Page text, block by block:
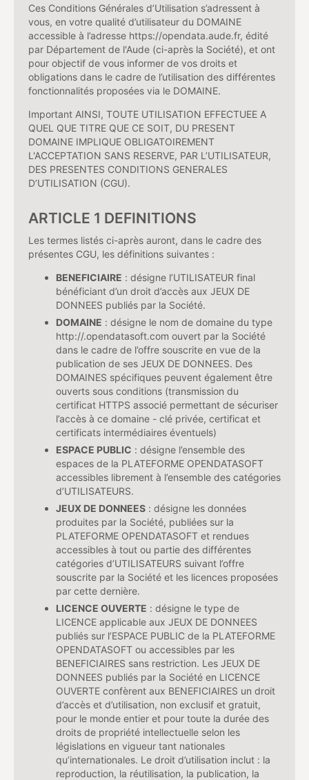
Ces Conditions Générales d’Utilisation s’adressent à
vous, en votre qualité d’utilisateur du DOMAINE
accessible à l’adresse https://opendata.aude.fr, édité
par Département de l'Aude (ci-après la Société), et ont
pour objectif de vous informer de vos droits et
obligations dans le cadre de l’utilisation des différentes
fonctionnalités proposées via le DOMAINE.
Important AINSI, TOUTE UTILISATION EFFECTUEE A
QUEL QUE TITRE QUE CE SOIT, DU PRESENT
DOMAINE IMPLIQUE OBLIGATOIREMENT
L'ACCEPTATION SANS RESERVE, PAR L’UTILISATEUR,
DES PRESENTES CONDITIONS GENERALES
D’UTILISATION (CGU).
ARTICLE 1 DEFINITIONS
Les termes listés ci-après auront, dans le cadre des
présentes CGU, les définitions suivantes :
BENEFICIAIRE : désigne l’UTILISATEUR final
bénéficiant d’un droit d’accès aux JEUX DE
DONNEES publiés par la Société.
DOMAINE : désigne le nom de domaine du type
http://.opendatasoft.com ouvert par la Société
dans le cadre de l’offre souscrite en vue de la
publication de ses JEUX DE DONNEES. Des
DOMAINES spécifiques peuvent également être
ouverts sous conditions (transmission du
certificat HTTPS associé permettant de sécuriser
l’accès à ce domaine - clé privée, certificat et
certificats intermédiaires éventuels)
ESPACE PUBLIC : désigne l’ensemble des
espaces de la PLATEFORME OPENDATASOFT
accessibles librement à l’ensemble des catégories
d’UTILISATEURS.
JEUX DE DONNEES : désigne les données
produites par la Société, publiées sur la
PLATEFORME OPENDATASOFT et rendues
accessibles à tout ou partie des différentes
catégories d’UTILISATEURS suivant l’offre
souscrite par la Société et les licences proposées
par cette dernière.
LICENCE OUVERTE : désigne le type de
LICENCE applicable aux JEUX DE DONNEES
publiés sur l’ESPACE PUBLIC de la PLATEFORME
OPENDATASOFT ou accessibles par les
BENEFICIAIRES sans restriction. Les JEUX DE
DONNEES publiés par la Société en LICENCE
OUVERTE confèrent aux BENEFICIAIRES un droit
d’accès et d’utilisation, non exclusif et gratuit,
pour le monde entier et pour toute la durée des
droits de propriété intellectuelle selon les
législations en vigueur tant nationales
qu’internationales. Le droit d’utilisation inclut : la
reproduction, la réutilisation, la publication, la